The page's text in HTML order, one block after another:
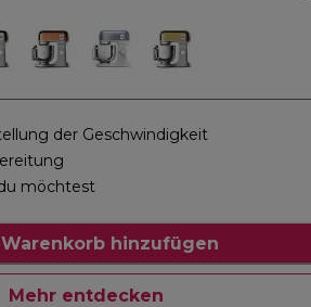
der Geschwindigkeit
möchtest
hinzufügen
Mehr entdecken